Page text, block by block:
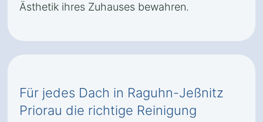
Ästhetik ihres Zuhauses bewahren.
Für jedes Dach in Raguhn-Jeßnitz
Priorau die richtige Reinigung